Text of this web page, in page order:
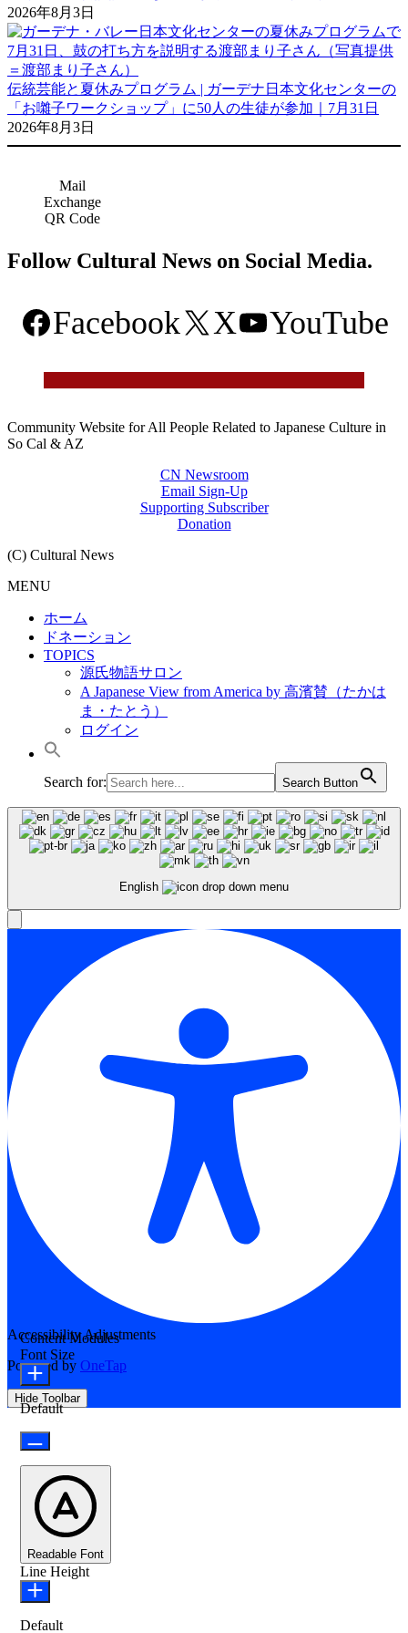
2026年8月3日
伝統芸能と夏休みプログラム | ガーデナ日本文化センターの
「お囃子ワークショップ」に50人の生徒が参加｜7月31日
2026年8月3日
Mail
Exchange
QR Code
Follow Cultural News on Social Media.
Facebook X YouTube
Community Website for All People Related to Japanese Culture in
So Cal & AZ
CN Newsroom
Email Sign-Up
Supporting Subscriber
Donation
(C) Cultural News
MENU
ホーム
ドネーション
TOPICS
源氏物語サロン
A Japanese View from America by 高濱賛（たかは
ま・たとう）
ログイン
Search for: Search Button
English
Accessibility Adjustments
Powered by OneTap
Hide Toolbar
Content Modules
Font Size
Default
Readable Font
Line Height
Default